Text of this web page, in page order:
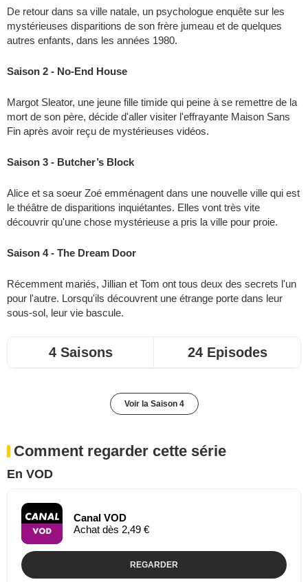
De retour dans sa ville natale, un psychologue enquête sur les
mystérieuses disparitions de son frère jumeau et de quelques
autres enfants, dans les années 1980.
Saison 2 - No-End House
Margot Sleator, une jeune fille timide qui peine à se remettre de la
mort de son père, décide d'aller visiter l'effrayante Maison Sans
Fin après avoir reçu de mystérieuses vidéos.
Saison 3 - Butcher’s Block
Alice et sa soeur Zoé emménagent dans une nouvelle ville qui est
le théâtre de disparitions inquiétantes. Elles vont très vite
découvrir qu'une chose mystérieuse a pris la ville pour proie.
Saison 4 - The Dream Door
Récemment mariés, Jillian et Tom ont tous deux des secrets l'un
pour l'autre. Lorsqu'ils découvrent une étrange porte dans leur
sous-sol, leur vie bascule.
4 Saisons 24 Episodes
Voir la Saison 4
Comment regarder cette série
En VOD
Canal VOD
Achat dès 2,49 €
REGARDER